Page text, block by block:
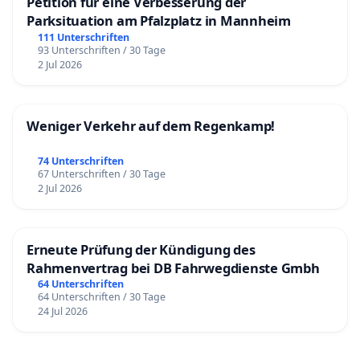
Parksituation am Pfalzplatz in Mannheim
111 Unterschriften
93 Unterschriften / 30 Tage
2 Jul 2026
Weniger Verkehr auf dem Regenkamp!
74 Unterschriften
67 Unterschriften / 30 Tage
2 Jul 2026
Erneute Prüfung der Kündigung des
Rahmenvertrag bei DB Fahrwegdienste Gmbh
64 Unterschriften
64 Unterschriften / 30 Tage
24 Jul 2026